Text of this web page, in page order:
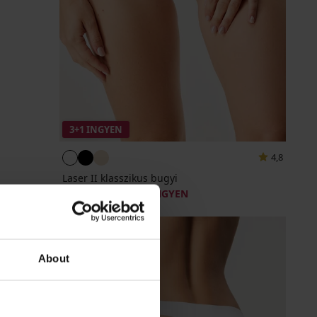
About
3+1 INGYEN
4,8
Laser II klasszikus bugyi
3+1 INGYEN